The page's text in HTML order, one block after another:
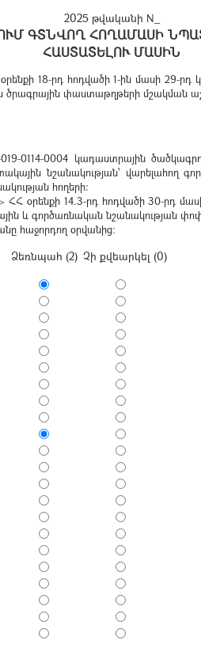
2025 թվականի N_
ԳՏՆՎՈՂ ՀՈՂԱՄԱՍԻ
ՀԱՍՏԱՏԵԼՈՒ ՄԱՍԻՆ
18-րդ հոդվածի 1-ին մասի 29-րդ
ծրագրային փաստաթղթերի մշակման
0114-0004 կադաստրային
նշանակության՝
հողերի:
օրենքի 14.3-րդ հոդվածի 30-րդ
և գործառնական նշանակության
հաջորդող օրվանից:
Ձեռնպահ (2) Չի քվեարկել (0)